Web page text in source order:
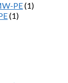
PE(1)
(1)